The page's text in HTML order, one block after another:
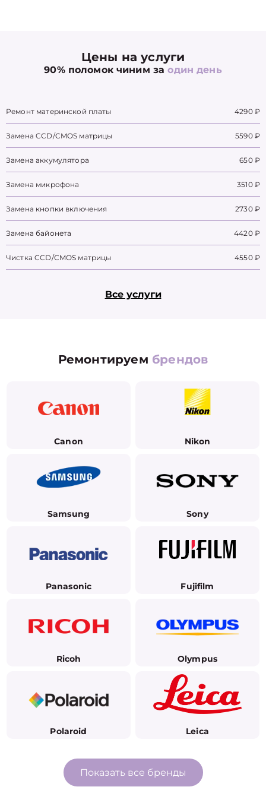
Цены на услуги
90% поломок чиним заодин день
Ремонт материнской платы 4290 ₽
Замена CCD/CMOS матрицы 5590 ₽
Замена аккумулятора 650 ₽
Замена микрофона 3510 ₽
Замена кнопки включения 2730 ₽
Замена байонета 4420 ₽
Чистка CCD/CMOS матрицы 4550 ₽
Все услуги
Ремонтируем брендов
Canon Nikon
Samsung Sony
Panasonic Fujifilm
Ricoh Olympus
Polaroid Leica
Показать все бренды